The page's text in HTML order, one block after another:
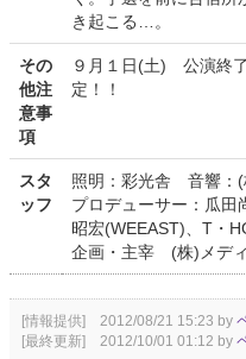
き起こる…。
その
他注
意事
項
９月１日(土) 公演終
定！！
スタ
ッフ
照明：彩光舎 音響：
プロデューサー：瓜
昭宏(WEEAST)、T・
企画・主宰 (株)メデ
[情報提供] 2012/08/21 15:23 by
[最終更新] 2012/10/01 01:12 by